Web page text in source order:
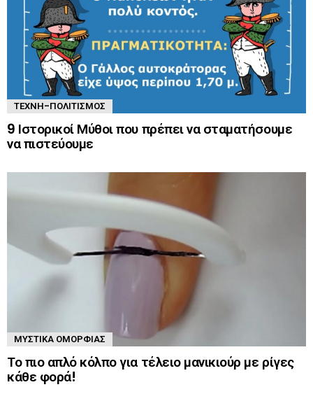
ΤΈΧΝΗ-ΠΟΛΙΤΙΣΜΌΣ
9 Ιστορικοί Μύθοι που πρέπει να σταματήσουμε
να πιστεύουμε
ΜΥΣΤΙΚΆ ΟΜΟΡΦΙΆΣ
Το πιο απλό κόλπο για τέλειο μανικιούρ με ρίγες
κάθε φορά!